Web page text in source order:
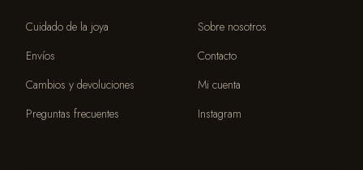
Cuidado de la joya
Envíos
Cambios y devoluciones
Preguntas frecuentes
Sobre nosotros
Contacto
Mi cuenta
Instagram